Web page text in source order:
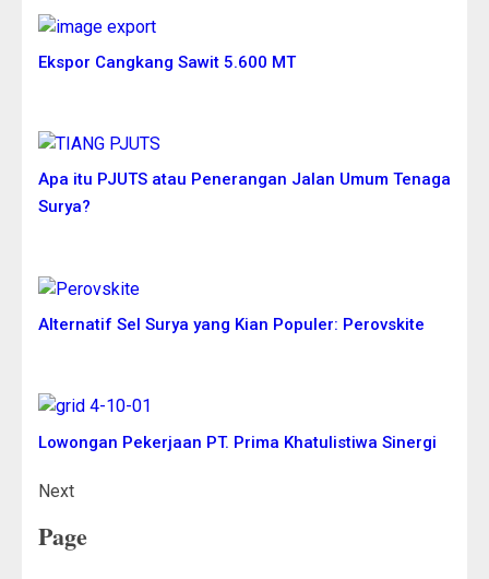
Ekspor Cangkang Sawit 5.600 MT
Apa itu PJUTS atau Penerangan Jalan Umum Tenaga
Surya?
Alternatif Sel Surya yang Kian Populer: Perovskite
Lowongan Pekerjaan PT. Prima Khatulistiwa Sinergi
Next
Page